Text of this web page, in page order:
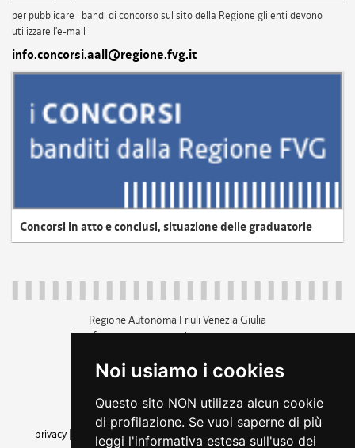
Noi usiamo i cookies
Questo sito NON utilizza alcun cookie
di profilazione. Se vuoi saperne di più
leggi l'informativa estesa sull'uso dei
per pubblicare i bandi di concorso sul sito della Regione gli enti devono
utilizzare l'e-mail
info.concorsi.aall@regione.fvg.it
Concorsi in atto e conclusi, situazione delle graduatorie
Regione Autonoma Friuli Venezia Giulia
c.f. 80014930327; p.iva 00526040324
+39 040 3771111
amministrazione trasparente
privacy
cookie |note legali accessibilità
dichiarazione di